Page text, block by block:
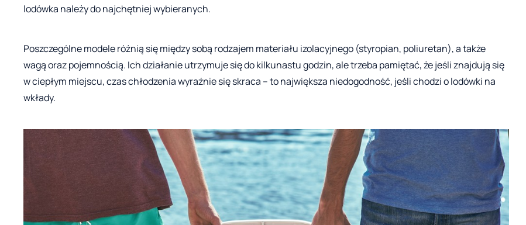
lodówka należy do najchętniej wybieranych.
Poszczególne modele różnią się między sobą rodzajem materiału izolacyjnego (styropian, poliuretan), a także
wagą oraz pojemnością. Ich działanie utrzymuje się do kilkunastu godzin, ale trzeba pamiętać, że jeśli znajdują się
w ciepłym miejscu, czas chłodzenia wyraźnie się skraca – to największa niedogodność, jeśli chodzi o lodówki na
wkłady.